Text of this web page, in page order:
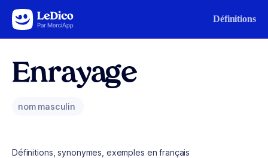
Aller au contenu Définitions
Enrayage
nom masculin
Définitions, synonymes, exemples en français